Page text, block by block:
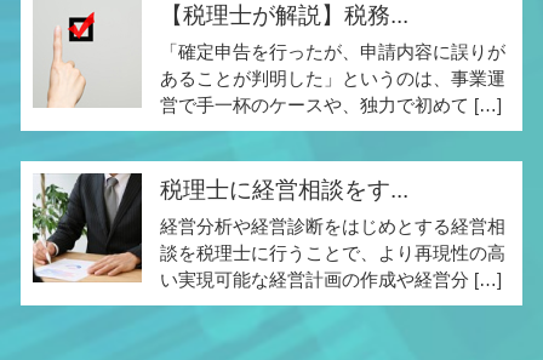
【税理士が解説】税務...
「確定申告を行ったが、申請内容に誤りが
あることが判明した」というのは、事業運
営で手一杯のケースや、独力で初めて […]
税理士に経営相談をす...
経営分析や経営診断をはじめとする経営相
談を税理士に行うことで、より再現性の高
い実現可能な経営計画の作成や経営分 […]